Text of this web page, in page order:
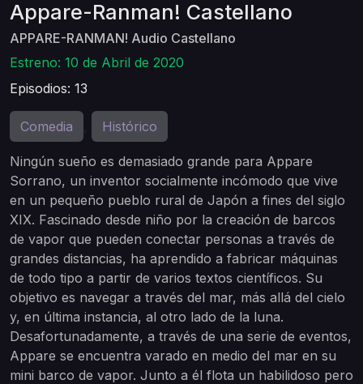
Appare-Ranman! Castellano
APPARE-RANMAN! Audio Castellano
Estreno: 10 de Abril de 2020
Episodios: 13
Comedia Histórico
Ningún sueño es demasiado grande para Appare
Sorrano, un inventor socialmente incómodo que vive
en un pequeño pueblo rural de Japón a fines del siglo
XIX. Fascinado desde niño por la creación de barcos
de vapor que pueden conectar personas a través de
grandes distancias, ha aprendido a fabricar máquinas
de todo tipo a partir de varios textos científicos. Su
objetivo es navegar a través del mar, más allá del cielo
y, en última instancia, al otro lado de la luna.
Desafortunadamente, a través de una serie de eventos,
Appare se encuentra varado en medio del mar en su
mini barco de vapor. Junto a él flota un habilidoso pero